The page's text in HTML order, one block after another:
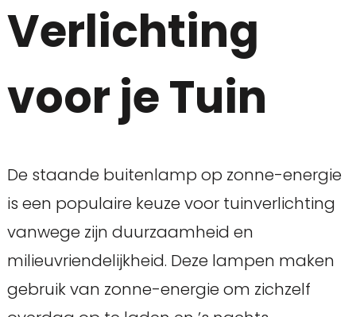
Verlichting
voor je Tuin
De staande buitenlamp op zonne-energie
is een populaire keuze voor tuinverlichting
vanwege zijn duurzaamheid en
milieuvriendelijkheid. Deze lampen maken
gebruik van zonne-energie om zichzelf